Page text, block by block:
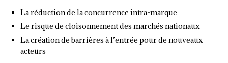
La réduction de la concurrence intra-marque
Le risque de cloisonnement des marchés nationaux
La création de barrières à l’entrée pour de nouveaux
acteurs